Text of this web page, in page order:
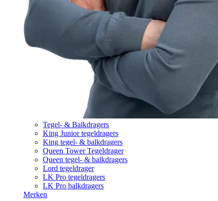
Tegel- & Balkdragers
King Junior tegeldragers
King tegel- & balkdragers
Queen Tower Tegeldrager
Queen tegel- & balkdragers
Lord tegeldrager
LK Pro tegeldragers
LK Pro balkdragers
Merken